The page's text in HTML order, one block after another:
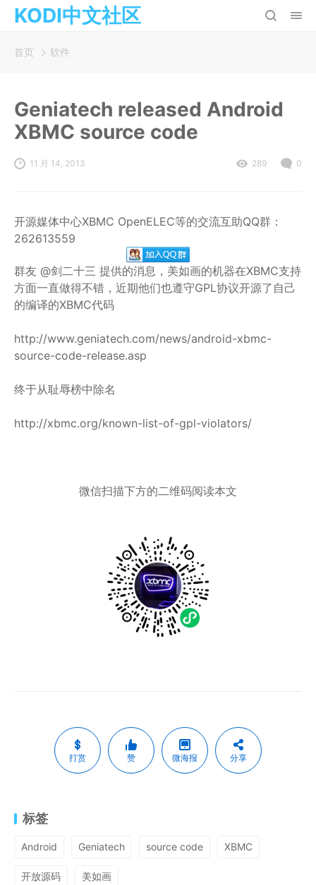
KODI中文社区
首页 软件
Geniatech released Android
XBMC source code
11 月 14, 2013 289 0
开源媒体中心XBMC OpenELEC等的交流互助QQ群：
262613559
群友 @剑二十三 提供的消息，美如画的机器在XBMC支持
方面一直做得不错，近期他们也遵守GPL协议开源了自己
的编译的XBMC代码
http://www.geniatech.com/news/android-xbmc-
source-code-release.asp
终于从耻辱榜中除名
http://xbmc.org/known-list-of-gpl-violators/
微信扫描下方的二维码阅读本文
打赏 赞 微海报 分享
标签
Android Geniatech source code XBMC
开放源码 美如画